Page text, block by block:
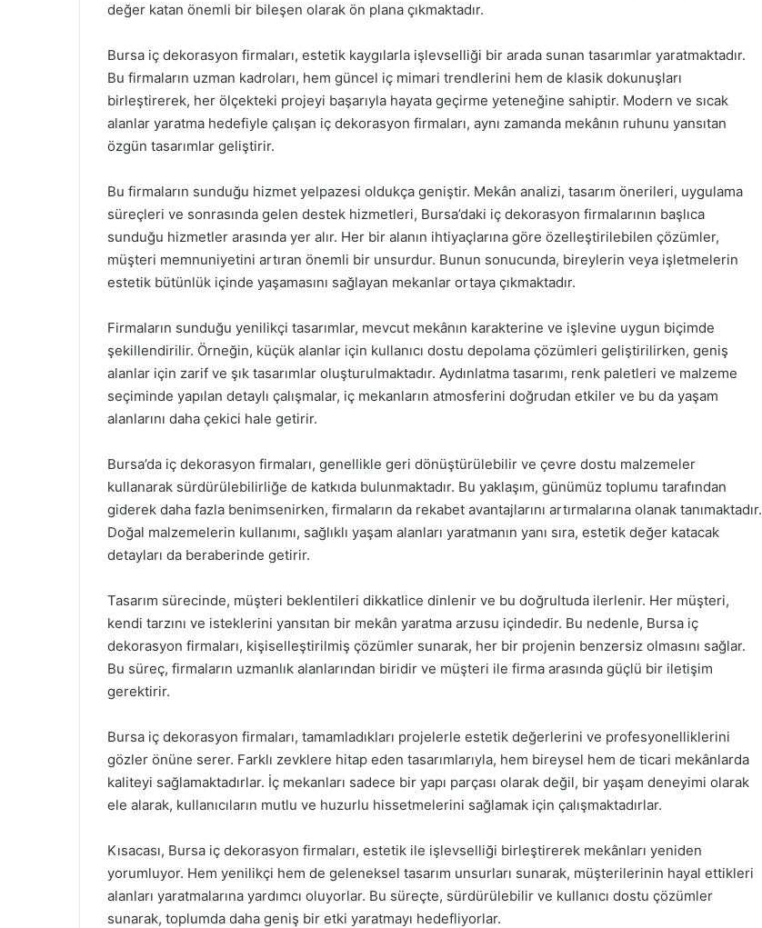
değer katan önemli bir bileşen olarak ön plana çıkmaktadır.
Bursa iç dekorasyon firmaları, estetik kaygılarla işlevselliği bir arada sunan tasarımlar yaratmaktadır.
Bu firmaların uzman kadroları, hem güncel iç mimari trendlerini hem de klasik dokunuşları
birleştirerek, her ölçekteki projeyi başarıyla hayata geçirme yeteneğine sahiptir. Modern ve sıcak
alanlar yaratma hedefiyle çalışan iç dekorasyon firmaları, aynı zamanda mekânın ruhunu yansıtan
özgün tasarımlar geliştirir.
Bu firmaların sunduğu hizmet yelpazesi oldukça geniştir. Mekân analizi, tasarım önerileri, uygulama
süreçleri ve sonrasında gelen destek hizmetleri, Bursa’daki iç dekorasyon firmalarının başlıca
sunduğu hizmetler arasında yer alır. Her bir alanın ihtiyaçlarına göre özelleştirilebilen çözümler,
müşteri memnuniyetini artıran önemli bir unsurdur. Bunun sonucunda, bireylerin veya işletmelerin
estetik bütünlük içinde yaşamasını sağlayan mekanlar ortaya çıkmaktadır.
Firmaların sunduğu yenilikçi tasarımlar, mevcut mekânın karakterine ve işlevine uygun biçimde
şekillendirilir. Örneğin, küçük alanlar için kullanıcı dostu depolama çözümleri geliştirilirken, geniş
alanlar için zarif ve şık tasarımlar oluşturulmaktadır. Aydınlatma tasarımı, renk paletleri ve malzeme
seçiminde yapılan detaylı çalışmalar, iç mekanların atmosferini doğrudan etkiler ve bu da yaşam
alanlarını daha çekici hale getirir.
Bursa’da iç dekorasyon firmaları, genellikle geri dönüştürülebilir ve çevre dostu malzemeler
kullanarak sürdürülebilirliğe de katkıda bulunmaktadır. Bu yaklaşım, günümüz toplumu tarafından
giderek daha fazla benimsenirken, firmaların da rekabet avantajlarını artırmalarına olanak tanımaktadır.
Doğal malzemelerin kullanımı, sağlıklı yaşam alanları yaratmanın yanı sıra, estetik değer katacak
detayları da beraberinde getirir.
Tasarım sürecinde, müşteri beklentileri dikkatlice dinlenir ve bu doğrultuda ilerlenir. Her müşteri,
kendi tarzını ve isteklerini yansıtan bir mekân yaratma arzusu içindedir. Bu nedenle, Bursa iç
dekorasyon firmaları, kişiselleştirilmiş çözümler sunarak, her bir projenin benzersiz olmasını sağlar.
Bu süreç, firmaların uzmanlık alanlarından biridir ve müşteri ile firma arasında güçlü bir iletişim
gerektirir.
Bursa iç dekorasyon firmaları, tamamladıkları projelerle estetik değerlerini ve profesyonelliklerini
gözler önüne serer. Farklı zevklere hitap eden tasarımlarıyla, hem bireysel hem de ticari mekânlarda
kaliteyi sağlamaktadırlar. İç mekanları sadece bir yapı parçası olarak değil, bir yaşam deneyimi olarak
ele alarak, kullanıcıların mutlu ve huzurlu hissetmelerini sağlamak için çalışmaktadırlar.
Kısacası, Bursa iç dekorasyon firmaları, estetik ile işlevselliği birleştirerek mekânları yeniden
yorumluyor. Hem yenilikçi hem de geleneksel tasarım unsurları sunarak, müşterilerinin hayal ettikleri
alanları yaratmalarına yardımcı oluyorlar. Bu süreçte, sürdürülebilir ve kullanıcı dostu çözümler
sunarak, toplumda daha geniş bir etki yaratmayı hedefliyorlar.